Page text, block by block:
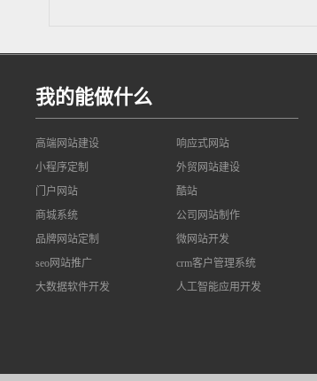
我的能做什么
高端网站建设
响应式网站
小程序定制
外贸网站建设
门户网站
酷站
商城系统
公司网站制作
品牌网站定制
微网站开发
seo网站推广
crm客户管理系统
大数据软件开发
人工智能应用开发